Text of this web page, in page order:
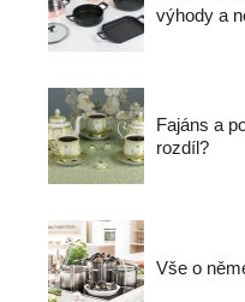
výhody a
Fajáns a
rozdíl?
Vše o